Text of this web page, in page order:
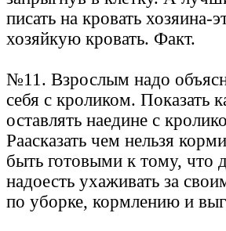
писать на кровать хозяина-
хозяйкую кровать. Факт.
№11. Взрослым надо
себя с кроликом. Показать
оставлять наедине с
Раасказать чем нельзя
быть готовыми к тому, что
надоесть ухаживать за
по уборке, кормлению и